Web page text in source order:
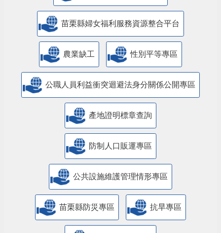
苗栗縣婦女福利服務資源整合平台
農業缺工 性別平等專區
公職人員利益衝突迴避法身分關係公開專區
產地證明標章查詢
防制人口販運專區
​公共設施維護管理情形專區
苗栗縣防災專區 抗旱專區